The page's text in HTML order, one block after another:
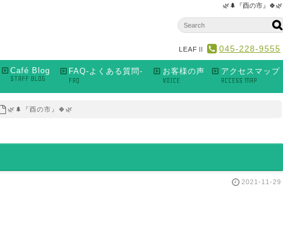
🌿🌲『酉の市』🍀🌿
LEAFⅡ 045-228-9555
Café Blog
STAFF BLOG
FAQ-よくある質問-
FAQ
お客様の声
VOICE
アクセスマップ
ACCESS MAP
🌿🌲『酉の市』🍀🌿
2021-11-29